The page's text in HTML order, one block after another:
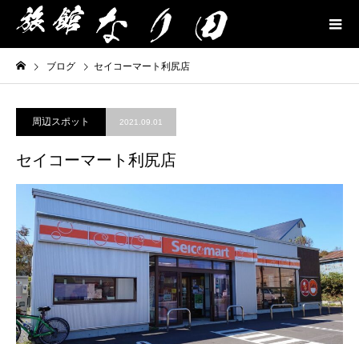
ブログ セイコーマート利尻店
周辺スポット 2021.09.01
セイコーマート利尻店